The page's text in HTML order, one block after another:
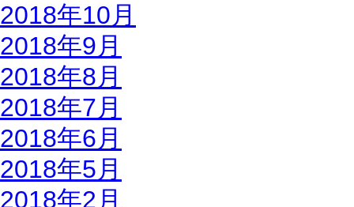
2018年10月
2018年9月
2018年8月
2018年7月
2018年6月
2018年5月
2018年2月